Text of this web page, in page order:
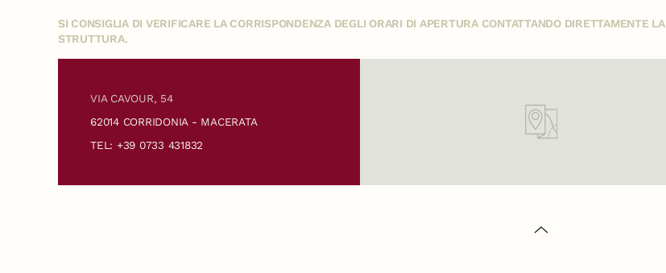
SI CONSIGLIA DI VERIFICARE LA CORRISPONDENZA DEGLI ORARI DI APERTURA CONTATTANDO DIRETTAMENTE LA
STRUTTURA.
VIA CAVOUR, 54
62014 CORRIDONIA - MACERATA
TEL: +39 0733 431832